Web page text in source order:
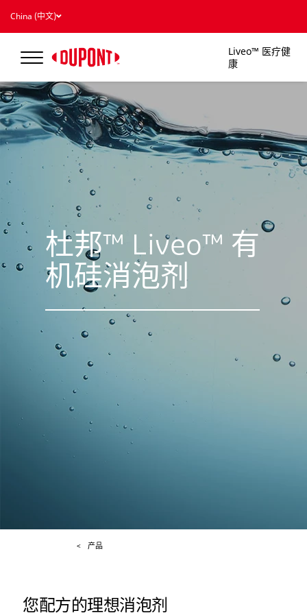
China (中文)
Liveo™ 医疗健
康
杜邦™ Liveo™ 有
机硅消泡剂
产品
您配方的理想消泡剂